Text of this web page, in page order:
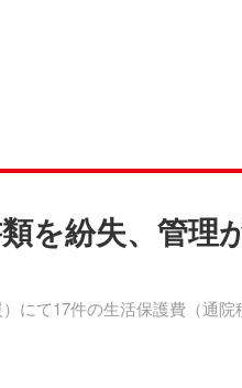
を紛失、管理
にて17件の生活保護費（通